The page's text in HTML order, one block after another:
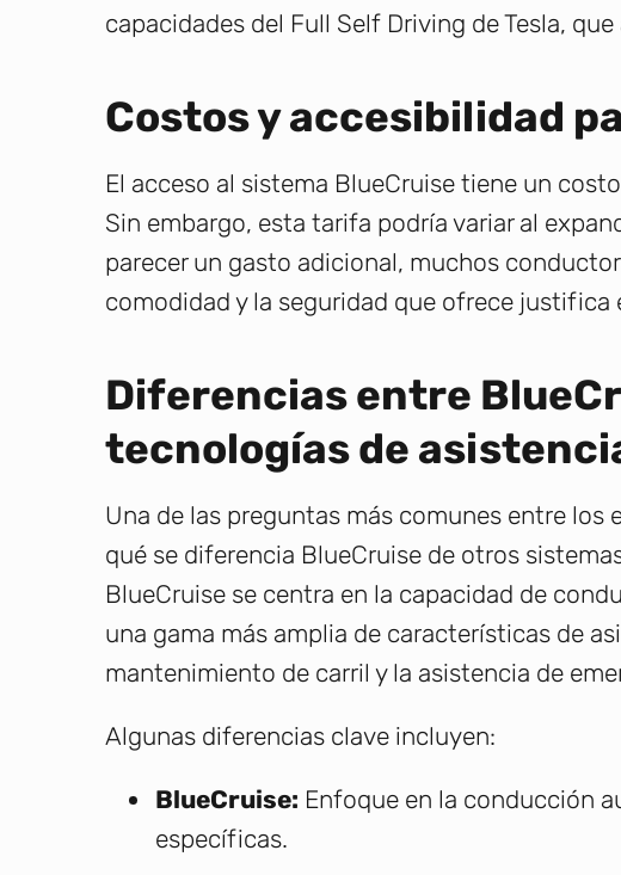
capacidades del Full Self Driving de Tesla,
Costos y accesibilidad
El acceso al sistema BlueCruise tiene un
Sin embargo, esta tarifa podría variar al
parecer un gasto adicional, muchos
comodidad y la seguridad que ofrece justifica
Diferencias entre
tecnologías de
Una de las preguntas más comunes entre los
qué se diferencia BlueCruise de otros
BlueCruise se centra en la capacidad de
una gama más amplia de características de
mantenimiento de carril y la asistencia de
Algunas diferencias clave incluyen:
BlueCruise: Enfoque en la conducción
específicas.